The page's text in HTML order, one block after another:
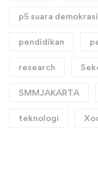
p5 suara
pendidikan
research
SMMJAKARTA
teknologi